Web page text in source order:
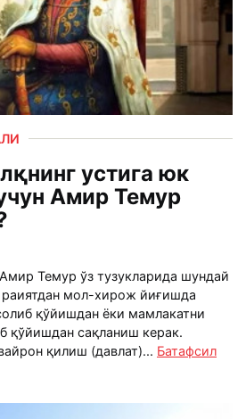
устига юк
Амир Темур
Темур ўз тузукларида шундай
мол-хирож йиғишда
қўйишдан ёки мамлакатни
қўйишдан сақланиш керак.
қилиш (давлат)... Батафсил